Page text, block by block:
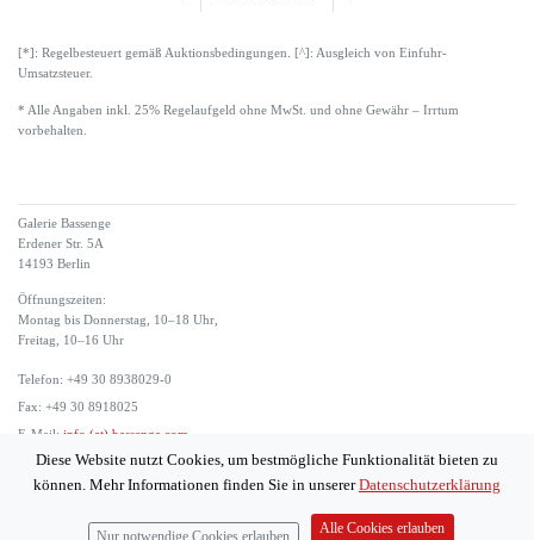
[*]: Regelbesteuert gemäß Auktionsbedingungen. [^]: Ausgleich von Einfuhr-
Umsatzsteuer.
* Alle Angaben inkl. 25% Regelaufgeld ohne MwSt. und ohne Gewähr – Irrtum
vorbehalten.
Galerie Bassenge
Erdener Str. 5A
14193 Berlin
Öffnungszeiten:
Montag bis Donnerstag, 10–18 Uhr,
Freitag, 10–16 Uhr
Telefon: +49 30 8938029-0
Fax: +49 30 8918025
E-Mail: info (at) bassenge.com
Diese Website nutzt Cookies, um bestmögliche Funktionalität bieten zu
können. Mehr Informationen finden Sie in unsererDatenschutzerklärung
Alle Cookies erlauben